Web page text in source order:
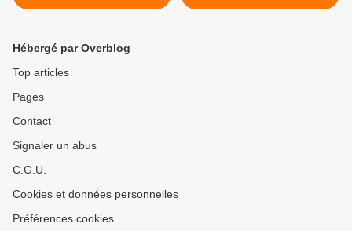
grands >
Hébergé par Overblog
Top articles
Pages
Contact
Signaler un abus
C.G.U.
Cookies et données personnelles
Préférences cookies